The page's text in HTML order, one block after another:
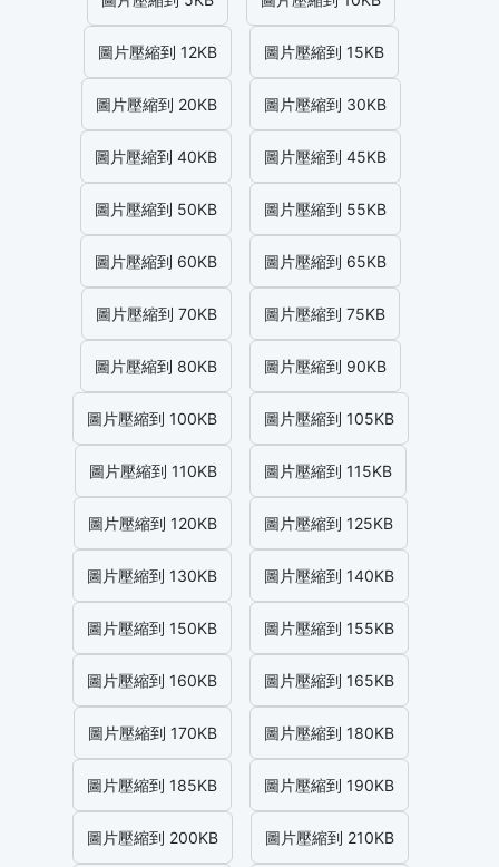
圖片壓縮到 12KB 圖片壓縮到 15KB
圖片壓縮到 20KB 圖片壓縮到 30KB
圖片壓縮到 40KB 圖片壓縮到 45KB
圖片壓縮到 50KB 圖片壓縮到 55KB
圖片壓縮到 60KB 圖片壓縮到 65KB
圖片壓縮到 70KB 圖片壓縮到 75KB
圖片壓縮到 80KB 圖片壓縮到 90KB
圖片壓縮到 100KB 圖片壓縮到 105KB
圖片壓縮到 110KB 圖片壓縮到 115KB
圖片壓縮到 120KB 圖片壓縮到 125KB
圖片壓縮到 130KB 圖片壓縮到 140KB
圖片壓縮到 150KB 圖片壓縮到 155KB
圖片壓縮到 160KB 圖片壓縮到 165KB
圖片壓縮到 170KB 圖片壓縮到 180KB
圖片壓縮到 185KB 圖片壓縮到 190KB
圖片壓縮到 200KB 圖片壓縮到 210KB